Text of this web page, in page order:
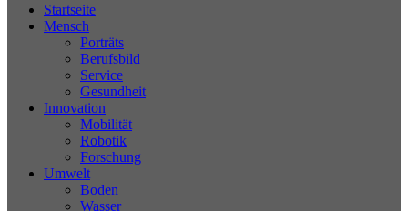
Startseite
Mensch
Porträts
Berufsbild
Service
Gesundheit
Innovation
Mobilität
Robotik
Forschung
Umwelt
Boden
Wasser